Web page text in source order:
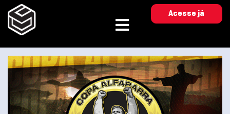
Acesse já